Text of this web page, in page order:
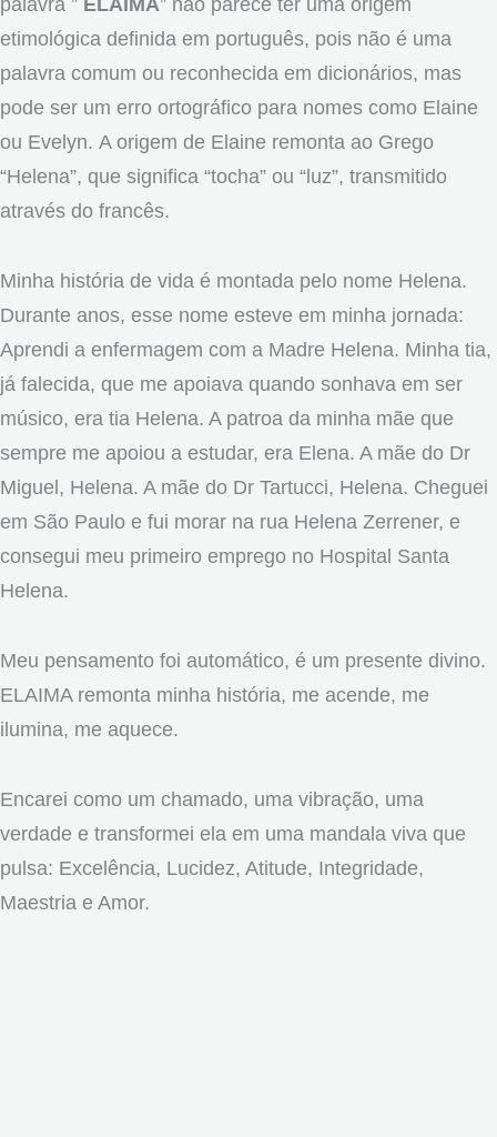
etimológica definida em português, pois não é uma
palavra comum ou reconhecida em dicionários, mas
pode ser um erro ortográfico para nomes como Elaine
ou Evelyn. A origem de Elaine remonta ao Grego
“Helena”, que significa “tocha” ou “luz”, transmitido
através do francês.
Minha história de vida é montada pelo nome Helena.
Durante anos, esse nome esteve em minha jornada:
Aprendi a enfermagem com a Madre Helena. Minha tia,
já falecida, que me apoiava quando sonhava em ser
músico, era tia Helena. A patroa da minha mãe que
sempre me apoiou a estudar, era Elena. A mãe do Dr
Miguel, Helena. A mãe do Dr Tartucci, Helena. Cheguei
em São Paulo e fui morar na rua Helena Zerrener, e
consegui meu primeiro emprego no Hospital Santa
Helena.
Meu pensamento foi automático, é um presente divino.
ELAIMA remonta minha história, me acende, me
ilumina, me aquece.
Encarei como um chamado, uma vibração, uma
verdade e transformei ela em uma mandala viva que
pulsa: Excelência, Lucidez, Atitude, Integridade,
Maestria e Amor.